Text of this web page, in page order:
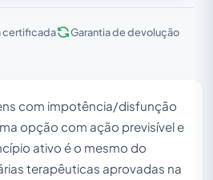
certificada Garantia de devolução
com impotência/disfunção
opção com ação previsível e
ativo é o mesmo do
terapêuticas aprovadas na